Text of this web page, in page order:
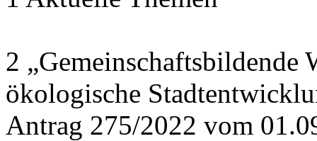
2
ökologische
Antrag 275/2022 vom